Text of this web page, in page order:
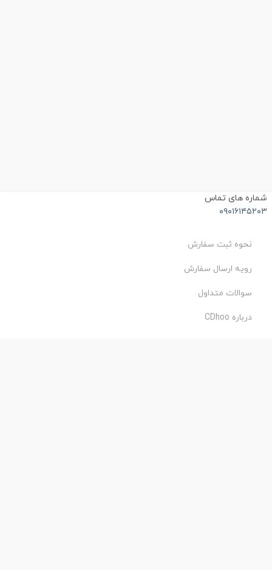
شماره های تماس
۰۹۰۱۶۱۴۵۲۰۳
نحوه ثبت سفارش
رویه ارسال سفارش
سوالات متداول
درباره CDhoo